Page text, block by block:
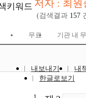
키워드 저자 : 최원
(검색결과 157
무료 기관 내
내보내기
내
한글로보기